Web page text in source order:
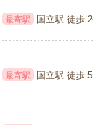
最寄駅 国立駅 徒歩
最寄駅 国立駅 徒歩